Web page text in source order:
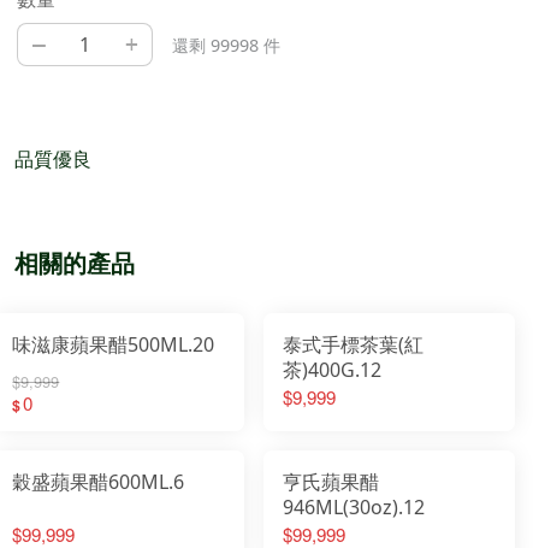
– + 還剩 99998 件
品質優良
相關的產品
味滋康蘋果醋500ML.20
$9,999
$0
泰式手標茶葉(紅
茶)400G.12
$9,999
穀盛蘋果醋600ML.6
$99,999
亨氏蘋果醋
946ML(30oz).12
$99,999